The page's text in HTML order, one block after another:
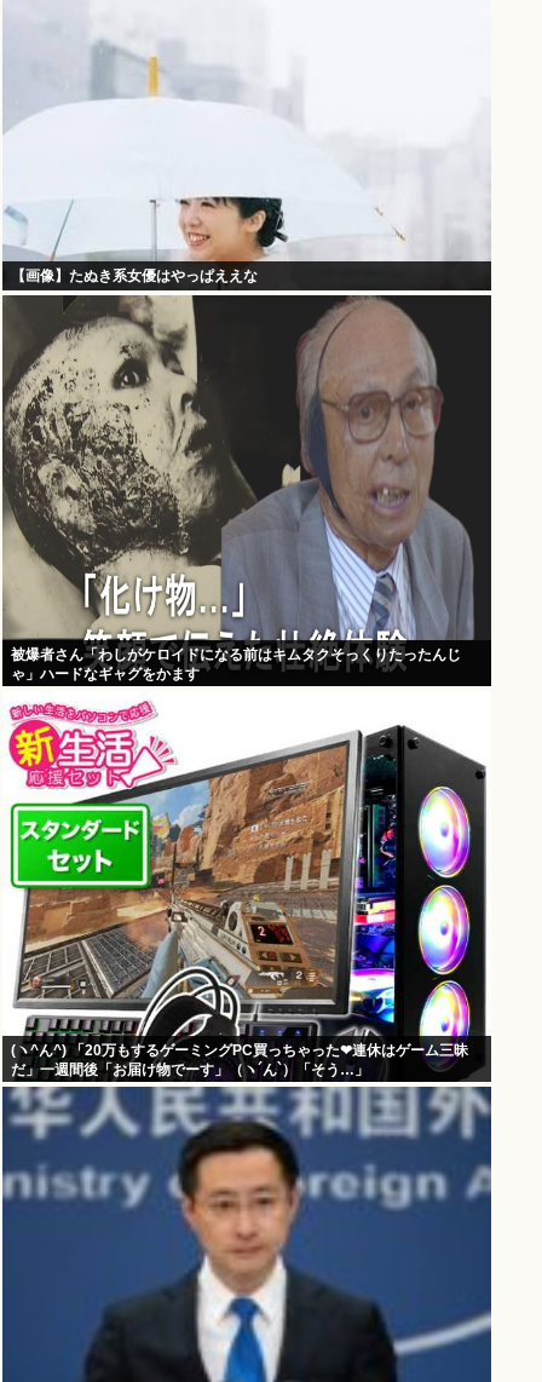
【画像】たぬき系女優はやっぱええな
被爆者さん「わしがケロイドになる前はキムタクそっくりたったんじ
ゃ」ハードなギャグをかます
(ヽ^ん^) 「20万もするゲーミングPC買っちゃった❤連休はゲーム三昧
だ」一週間後「お届け物でーす」（ヽ´ん`）「そう…」